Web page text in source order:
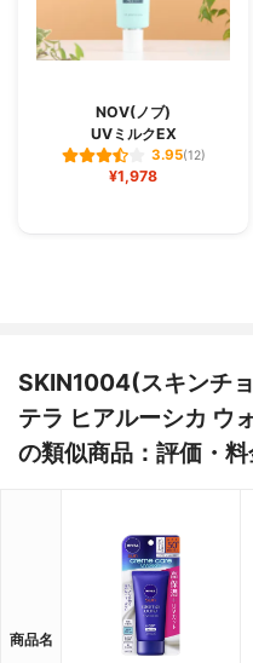
NOV(ノブ)
UVミルクEX
3.95(12)
¥1,978
SKIN1004(スキンチ
テラ ヒアルーシカ ウ
の類似商品：評価・
商品名